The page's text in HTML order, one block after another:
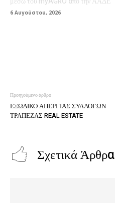
6 Αυγούστου, 2026
Προηγούμενο άρθρο
ΕΞΩΔΙΚΟ ΑΠΕΡΓΙΑΣ ΣΥΛΛΟΓΩΝ
ΤΡΑΠΕΖΑΣ REAL ESTATE
Σχετικά Άρθρα